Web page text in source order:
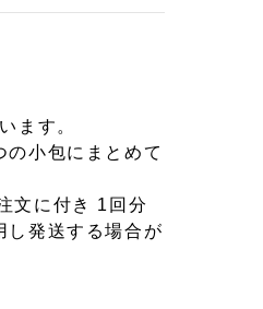
ます。
小包にまとめて
文に付き 1回分
し発送する場合が